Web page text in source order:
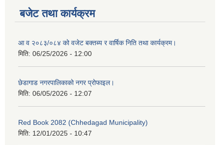
बजेट तथा कार्यक्रम
आ व २०८३/०८४ को वजेट बक्तब्य र वार्षिक निति तथा कार्यक्रम।
मिति: 06/25/2026 - 12:00
छेडागाड नगरपालिकाको नगर प्रोफाइल।
मिति: 06/05/2026 - 12:07
Red Book 2082 (Chhedagad Municipality)
मिति: 12/01/2025 - 10:47